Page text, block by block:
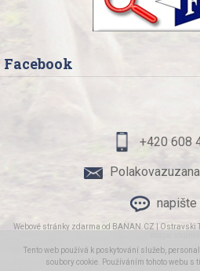
Facebook
+420 608
napište
Webové stránky zdarma od BANAN.CZ Ostravski
Tento web používá k poskytování služeb,
soubory cookie. Používáním tohoto webu s